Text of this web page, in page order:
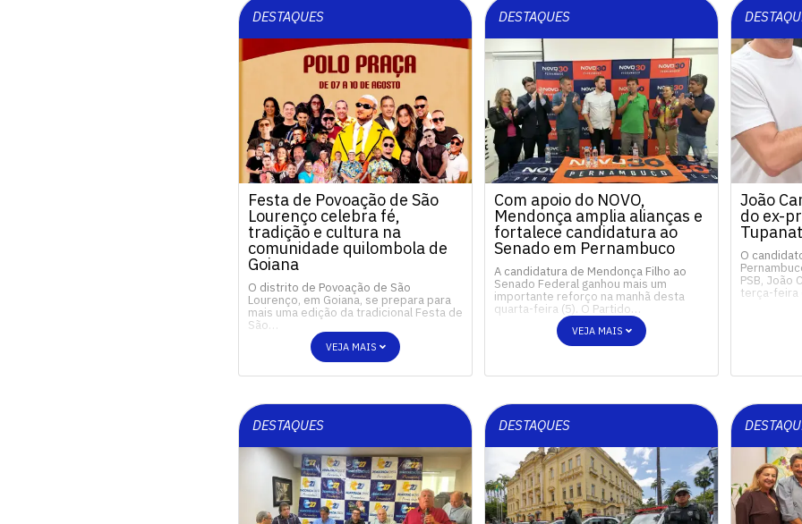
DESTAQUES
Festa de Povoação de São
Lourenço celebra fé,
tradição e cultura na
comunidade quilombola de
Goiana
O distrito de Povoação de São
Lourenço, em Goiana, se prepara para
mais uma edição da tradicional Festa de
São…
VEJA MAIS
DESTAQUES
Com apoio do NOVO,
Mendonça amplia alianças e
fortalece candidatura ao
Senado em Pernambuco
A candidatura de Mendonça Filho ao
Senado Federal ganhou mais um
importante reforço na manhã desta
quarta-feira (5). O Partido…
VEJA MAIS
João
do ex-
O
PSB, João
terça-feira
DESTAQUES DESTAQUES